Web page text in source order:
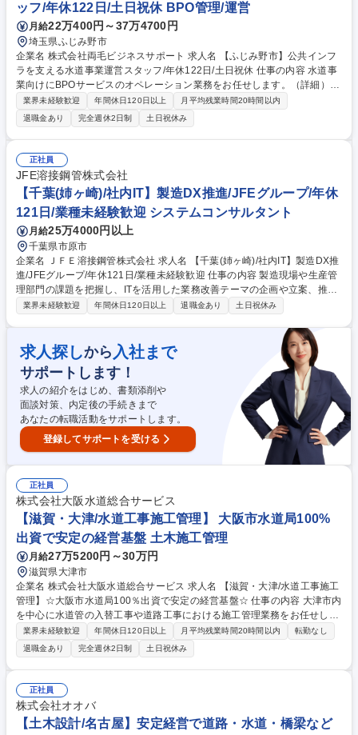
ッフ/年休122日/土日祝休 BPO管理/運営
月給22万400円～37万4700円
埼玉県ふじみ野市
企業名 株式会社両毛ビジネスサポート 求人名 【ふじみ野市】公共インフ
ラを支える水道事業運営スタッフ/年休122日/土日祝休 仕事の内容 水道事
業向けにBPOサービスのオペレーション業務をお任せします。（詳細）・
水道料金に関するお客様窓口の運営・水道メーターの検針データ管理、料
金請求・収納に関する事務・水道メーターの調査や元栓の開閉作業 ・上記
に関する事務スタッフ・検針スタッフの管理 【入社後】座学による研修に
加え先輩社員のOJTで段階的に業務を学びますので、未経験の方でも安心
してスキルアップすることが可能です。その後は業務の習得度に応じて、
スタッフのマネジメントや品質管理、業務改善に携わっていただきます。
将来的には、新規案件の獲得を目指す営業業務や、新規プロジェクトのマ
ネジメントまで担っていただくことを期待します。 募集職種 【ふじみ野
市】公共インフラを支える水道事業運営スタッフ/年休122日/土日祝休
業界未経験歓迎 年間休日120日以上
月平均残業時間20時間以内
退職金あり
完全週休2日制 土日祝休み
正社員
JFE溶接鋼管株式会社
【千葉(姉ヶ崎)/社内IT】製造DX推進/JFEグループ/年休
121日/業種未経験歓迎 システムコンサルタント
月給25万4000円以上
千葉県市原市
企業名 ＪＦＥ溶接鋼管株式会社 求人名 【千葉(姉ヶ崎)/社内IT】製造DX推
進/JFEグループ/年休121日/業種未経験歓迎 仕事の内容 製造現場や生産管
理部門の課題を把握し、ITを活用した業務改善テーマの企画や立案、推進
を行います。将来のDX推進体制の中核を担い、部門横断的な視点を持つ
デスク業務に近いサポートから、生産性向上のためのデジタル技術導入ま
で幅広くお任せします。具体的には製造現場や生産管理部門の課題をヒア
リングして業務改善策を企画し、システム部門と各部署の橋渡し役として
改善活動を推進します。入社後はシステム部で業務を理解し、将来は生産
管理など関連部門へのキャリアチェンジも経験しながら事業全体を牽引す
る幹部候補への成長を目指せます。 募集職種 【千葉(姉ヶ崎)/社内IT】製
造DX推進/JFEグループ/年休121日/業種未経験歓迎
業界未経験歓迎 年間休日120日以上 退職金あり 土日祝休み
求人探しから 入社まで
サポートします！
求人の紹介をはじめ、書類添削や
面談対策、内定後の手続きまで
あなたの転職活動をサポートします。
登録してサポートを受ける
正社員
株式会社大阪水道総合サービス
【滋賀・大津/水道工事施工管理】 大阪市水道局100%
出資で安定の経営基盤 土木施工管理
月給27万5200円～30万円
滋賀県大津市
企業名 株式会社大阪水道総合サービス 求人名 【滋賀・大津/水道工事施工
管理】☆大阪市水道局100％出資で安定の経営基盤☆ 仕事の内容 大津市内
を中心に水道管の入替工事や道路工事における施工管理業務をお任せしま
す。官公庁案件が中心なので工期やスケジュールに無理が少なく安定した
環境でこれまでの資格と経験を発揮頂ける環境です。 主に配水管の入替工
事等に伴う施工管理（工程・安全・品質・原価管理）をご担当頂きます。
・発注者（官公庁）との打ち合わせ ・書類作成、近隣対応 ・現場監督業
務 ※現場は大津市内が中心。※夜間工事は月に1回あるかないかの頻度と
なります。裁量を持ってご自身のやり方で「一人称」で業務を進められる
自由度の高さがあります。 募集職種 【滋賀・大津/水道工事施工管理】☆
大阪市水道局100％出資で安定の経営基盤☆
業界未経験歓迎 年間休日120日以上 月平均残業時間20時間以内
転勤なし
退職金あり
完全週休2日制 土日祝休み
正社員
株式会社オオバ
【土木設計/名古屋】安定経営で道路・水道・橋梁など